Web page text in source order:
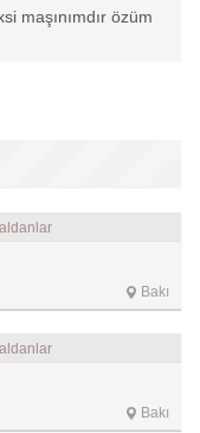
maşınımdır özüm
Bakı
Bakı